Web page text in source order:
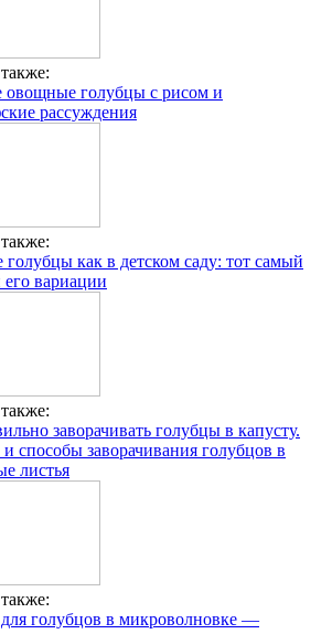
овощные голубцы с рисом и
рассуждения
как в детском саду: тот самый
его вариации
заворачивать голубцы в капусту.
способы заворачивания голубцов в
листья
голубцов в микроволновке —